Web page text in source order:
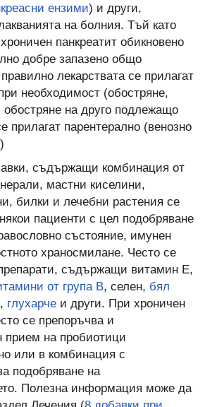
ензими) и други,
на болния. Тъй като
панкреатит обикновено
добре запазено общо
лекарствата се прилагат
необходимост (обостряне,
обостряне на друго подлежащо
прилагат парентерално (венозно
съдържащи комбинация от
мастни киселини,
билки и лечебни растения се
пациенти с цел подобряване
състояние, имунен
храносмилане. Често се
съдържащи витамин Е,
от група В, селен, бял
, глухарчеи други. При хроничен
се препоръчва и
прием на пробиотици
или в комбинация с
подобряване на
Полезна информация може да